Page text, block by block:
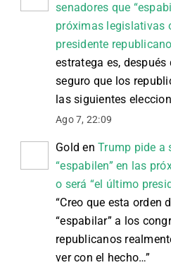
senadores que
próximas legislativas
presidente
estratega es, después
seguro que los
las siguientes
Ago 7, 22:09
Gold en Trump pide a
“espabilen” en las
o será “el último
“Creo que esta orden
“espabilar” a los
republicanos
ver con el hecho…”